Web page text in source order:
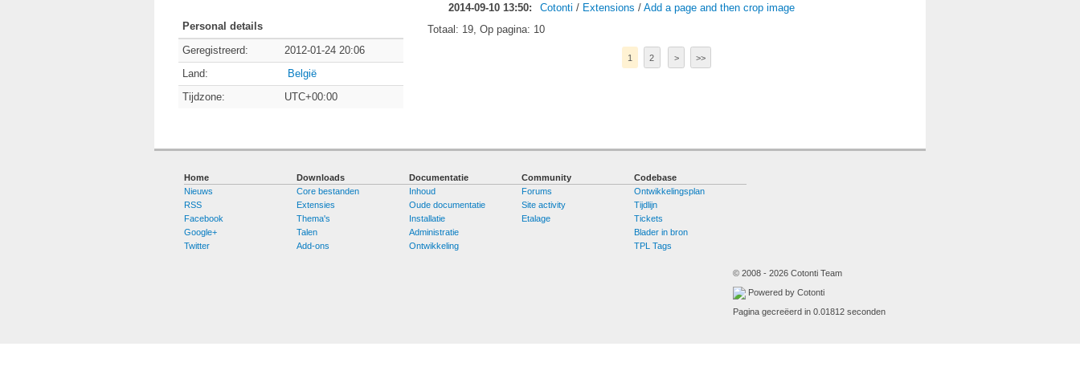
Personal details
Geregistreerd:
2012-01-24 20:06
Land:
België
Tijdzone:
UTC+00:00
2014-09-10 13:50:
Cotonti / Extensions / Add a page and then crop image
Totaal: 19, Op pagina: 10
1 2 > >>
Home
Nieuws
RSS
Facebook
Google+
Twitter
Downloads
Core bestanden
Extensies
Thema's
Talen
Add-ons
Documentatie
Inhoud
Oude documentatie
Installatie
Administratie
Ontwikkeling
Community
Forums
Site activity
Etalage
Codebase
Ontwikkelingsplan
Tijdlijn
Tickets
Blader in bron
TPL Tags
© 2008 - 2026 Cotonti Team
Powered by Cotonti
Pagina gecreëerd in 0.01812 seconden